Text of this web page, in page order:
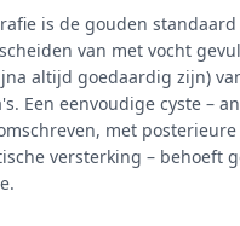
is de gouden
van met vocht
altijd goedaardig zijn)
Een eenvoudige cyste –
met posterieure
versterking – behoeft